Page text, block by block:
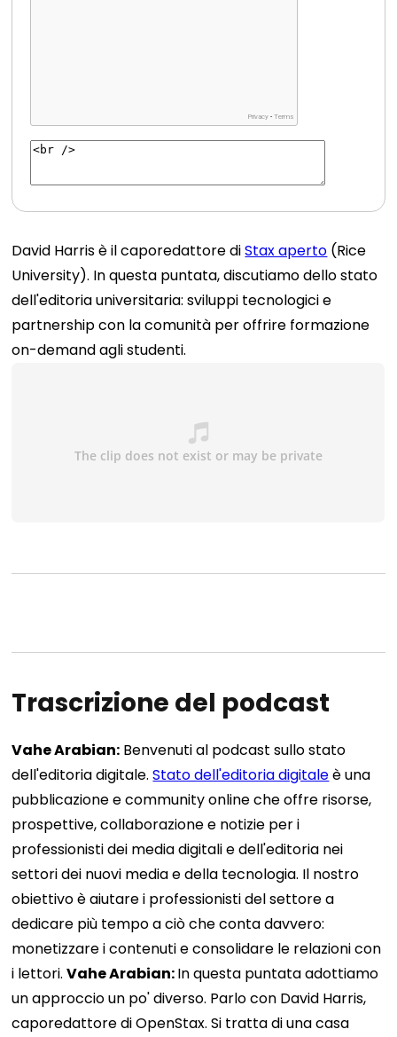
David Harris è il caporedattore diStax aperto (Rice
University). In questa puntata, discutiamo dello stato
dell'editoria universitaria: sviluppi tecnologici e
partnership con la comunità per offrire formazione
on-demand agli studenti.
Trascrizione del podcast
Vahe Arabian: Benvenuti al podcast sullo stato
dell'editoria digitale.Stato dell'editoria digitaleè una
pubblicazione e community online che offre risorse,
prospettive, collaborazione e notizie per i
professionisti dei media digitali e dell'editoria nei
settori dei nuovi media e della tecnologia. Il nostro
obiettivo è aiutare i professionisti del settore a
dedicare più tempo a ciò che conta davvero:
monetizzare i contenuti e consolidare le relazioni con
i lettori.Vahe Arabian:In questa puntata adottiamo
un approccio un po' diverso. Parlo con David Harris,
caporedattore di OpenStax. Si tratta di una casa